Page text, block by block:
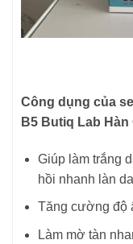
Công dụng của
B5 Butiq Lab Hàn
Giúp làm trắng
hồi nhanh làn
Tăng cường độ
Làm mờ tàn